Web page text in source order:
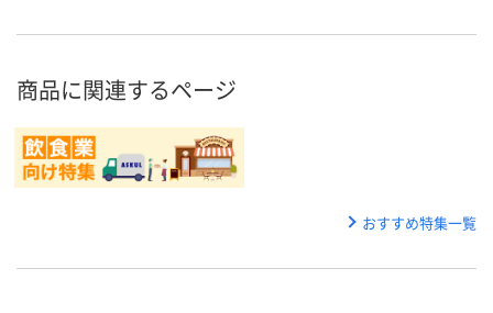
商品に関連するページ
おすすめ特集一覧